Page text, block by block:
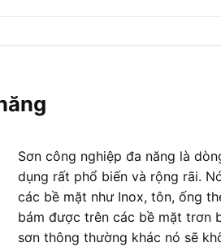
Sơn công nghiệp đa năng là
dụng rất phổ biến và rộng rãi.
các bề mặt như Inox, tôn, ống
bám được trên các bề mặt trơn
sơn thông thường khác nó sẽ